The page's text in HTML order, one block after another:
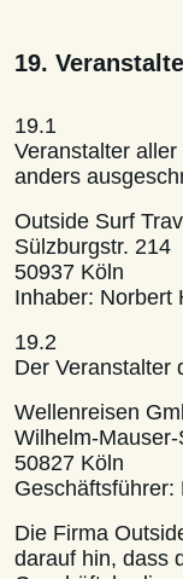
19.
19.1
Veranstalter
anders
Outside Surf
Sülzburgstr. 214
50937 Köln
Inhaber: Norbert
19.2
Der Veranstalter
Wellenreisen
Wilhelm-Mauser-
50827 Köln
Geschäftsführer:
Die Firma
darauf hin, dass